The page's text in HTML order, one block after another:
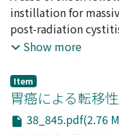
treatment for the
replacing the
the hernial ring
The postoperative
reports of urinary
incidence, etiology,
discussed.
Nishimura, Kenji;
Yoshioka, Toshiaki;
instillation for
post-radiation
had been treated
massive hematuria
hemostatic
instilled 10%
instillation she
Show more
Item
胃癌による転移
38_845.pdf(2.76